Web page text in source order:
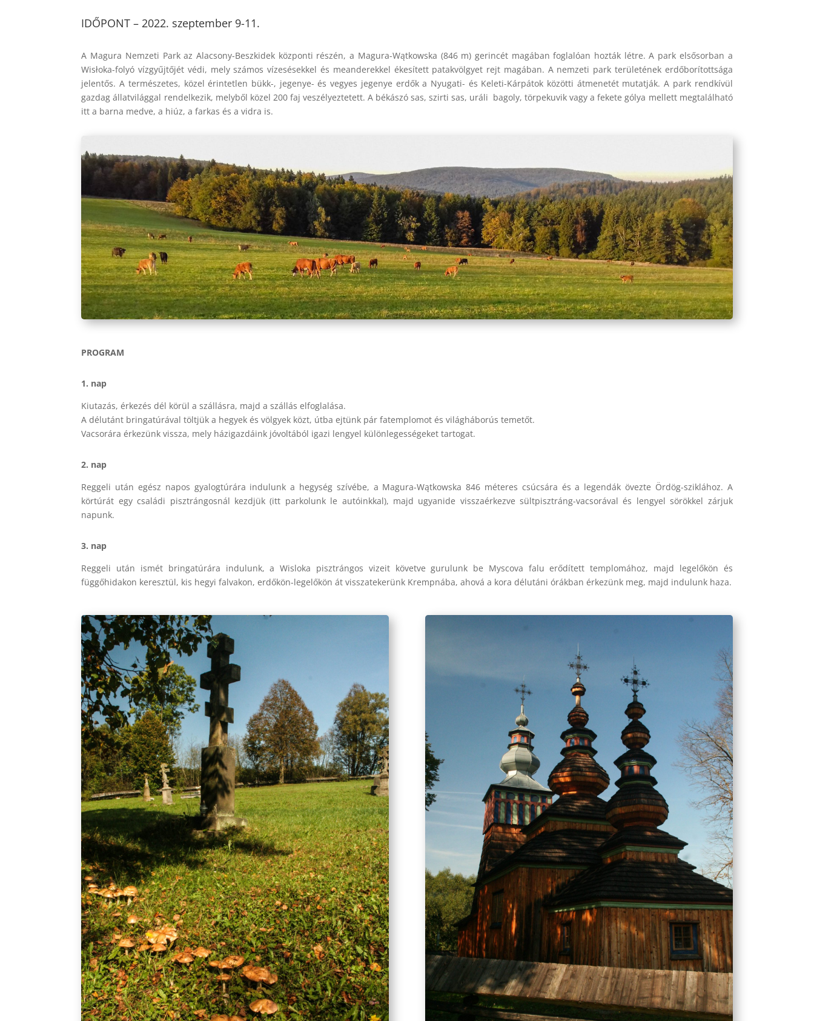
IDŐPONT – 2022. szeptember 9-11.
A Magura Nemzeti Park az Alacsony-Beszkidek központi részén, a Magura-Wątkowska (846 m) gerincét magában foglalóan hozták létre. A park elsősorban a
Wisłoka-folyó vízgyűjtőjét védi, mely számos vízesésekkel és meanderekkel ékesített patakvölgyet rejt magában. A nemzeti park területének erdőborítottsága
jelentős. A természetes, közel érintetlen bükk-, jegenye- és vegyes jegenye erdők a Nyugati- és Keleti-Kárpátok közötti átmenetét mutatják. A park rendkívül
gazdag állatvilággal rendelkezik, melyből közel 200 faj veszélyeztetett. A békászó sas, szirti sas, uráli bagoly, törpekuvik vagy a fekete gólya mellett megtalálható
itt a barna medve, a hiúz, a farkas és a vidra is.
PROGRAM
1. nap
Kiutazás, érkezés dél körül a szállásra, majd a szállás elfoglalása.
A délutánt bringatúrával töltjük a hegyek és völgyek közt, útba ejtünk pár fatemplomot és világháborús temetőt.
Vacsorára érkezünk vissza, mely házigazdáink jóvoltából igazi lengyel különlegességeket tartogat.
2. nap
Reggeli után egész napos gyalogtúrára indulunk a hegység szívébe, a Magura-Wątkowska 846 méteres csúcsára és a legendák övezte Ördög-sziklához. A
körtúrát egy családi pisztrángosnál kezdjük (itt parkolunk le autóinkkal), majd ugyanide visszaérkezve sültpisztráng-vacsorával és lengyel sörökkel zárjuk
napunk.
3. nap
Reggeli után ismét bringatúrára indulunk, a Wisloka pisztrángos vizeit követve gurulunk be Myscova falu erődített templomához, majd legelőkön és
függőhidakon keresztül, kis hegyi falvakon, erdőkön-legelőkön át visszatekerünk Krempnába, ahová a kora délutáni órákban érkezünk meg, majd indulunk haza.